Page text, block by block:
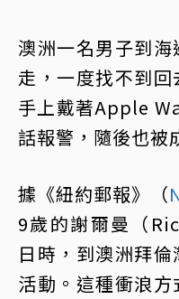
澳洲一名男子到
走，一度找不到
手上戴著Apple
話報警，隨後也被
據《紐約郵報》（
9歲的謝爾曼（
日時，到澳洲拜
活動。這種衝浪